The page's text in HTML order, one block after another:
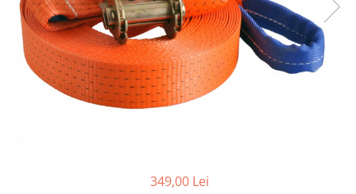
Lenjerii patut 140 x 70 cm
Lenjerie patuturi tineret
Baldachin patut
Paturici copii
Perne copii si mamici
Biciclete fara pedale
Masinute fara pedale
Karturi si masinute cu pedale
Role copii si adulti
Alte Sporturi
Mingi fitness si medicinale
Scara antrenament
Termometre copii si bebe
349,00 Lei